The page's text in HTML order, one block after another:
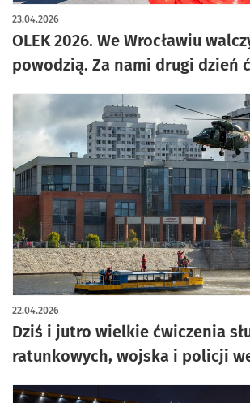
OLEK 2026. We Wrocławiu
powodzią. Za nami drugi dzień
23.04.2026
artykuł z galerią zdjęć
Dziś i jutro wielkie ćwiczenia
ratunkowych, wojska i policji
22.04.2026